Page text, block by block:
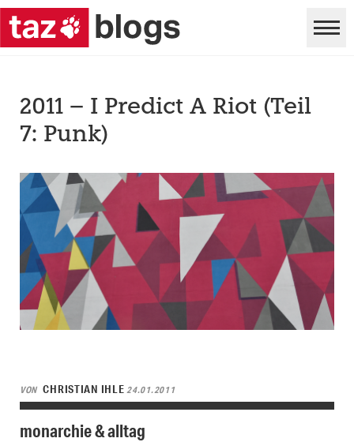
2011 – I Predict A Riot (Teil
7: Punk)
VON CHRISTIAN IHLE24.01.2011
monarchie & alltag